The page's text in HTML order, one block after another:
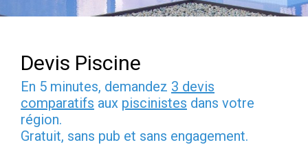
Devis Piscine
En 5 minutes, demandez 3 devis
comparatifs aux piscinistes dans votre
région.
Gratuit, sans pub et sans engagement.